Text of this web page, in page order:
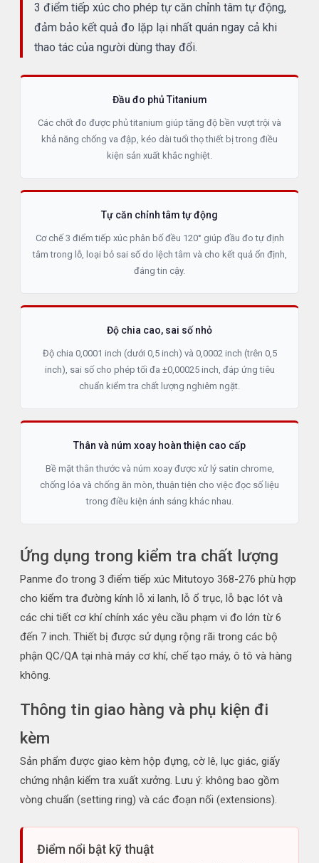
3 điểm tiếp xúc cho phép tự căn chỉnh tâm tự động,
đảm bảo kết quả đo lặp lại nhất quán ngay cả khi
thao tác của người dùng thay đổi.
Đầu đo phủ Titanium
Các chốt đo được phủ titanium giúp tăng độ bền vượt trội và
khả năng chống va đập, kéo dài tuổi thọ thiết bị trong điều
kiện sản xuất khắc nghiệt.
Tự căn chỉnh tâm tự động
Cơ chế 3 điểm tiếp xúc phân bố đều 120° giúp đầu đo tự định
tâm trong lỗ, loại bỏ sai số do lệch tâm và cho kết quả ổn định,
đáng tin cậy.
Độ chia cao, sai số nhỏ
Độ chia 0,0001 inch (dưới 0,5 inch) và 0,0002 inch (trên 0,5
inch), sai số cho phép tối đa ±0,00025 inch, đáp ứng tiêu
chuẩn kiểm tra chất lượng nghiêm ngặt.
Thân và núm xoay hoàn thiện cao cấp
Bề mặt thân thước và núm xoay được xử lý satin chrome,
chống lóa và chống ăn mòn, thuận tiện cho việc đọc số liệu
trong điều kiện ánh sáng khác nhau.
Ứng dụng trong kiểm tra chất lượng
Panme đo trong 3 điểm tiếp xúc Mitutoyo 368-276 phù hợp
cho kiểm tra đường kính lỗ xi lanh, lỗ ổ trục, lỗ bạc lót và
các chi tiết cơ khí chính xác yêu cầu phạm vi đo lớn từ 6
đến 7 inch. Thiết bị được sử dụng rộng rãi trong các bộ
phận QC/QA tại nhà máy cơ khí, chế tạo máy, ô tô và hàng
không.
Thông tin giao hàng và phụ kiện đi
kèm
Sản phẩm được giao kèm hộp đựng, cờ lê, lục giác, giấy
chứng nhận kiểm tra xuất xưởng. Lưu ý: không bao gồm
vòng chuẩn (setting ring) và các đoạn nối (extensions).
Điểm nổi bật kỹ thuật